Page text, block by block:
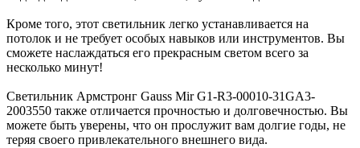
Кроме того, этот светильник легко устанавливается на
потолок и не требует особых навыков или инструментов. Вы
сможете наслаждаться его прекрасным светом всего за
несколько минут!
Светильник Армстронг Gauss Mir G1-R3-00010-31GA3-
2003550 также отличается прочностью и долговечностью. Вы
можете быть уверены, что он прослужит вам долгие годы, не
теряя своего привлекательного внешнего вида.